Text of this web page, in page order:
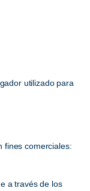
utilizado para
fines comerciales:
a través de los